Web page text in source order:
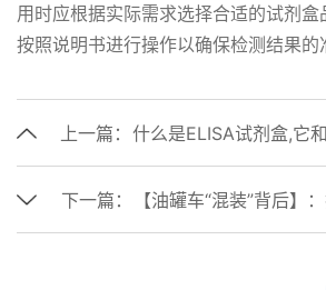
用时应根据实际需求选择合适的试剂
按照说明书进行操作以确保检测结果的
上一篇：
下一篇：